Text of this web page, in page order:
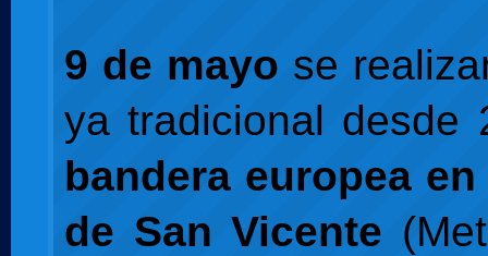
9 de mayo se
ya tradicional desde
bandera europea
de San Vicente